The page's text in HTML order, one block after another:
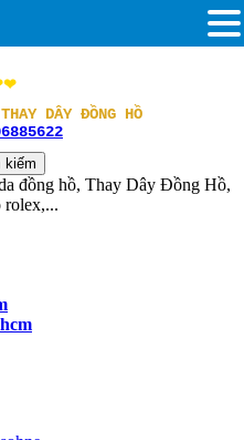
DÂY ĐỒNG HỒ
đồng hồ, Thay Dây Đồng Hồ,
rolex,...